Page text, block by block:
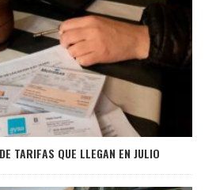
TARIFAS QUE LLEGAN EN JULIO